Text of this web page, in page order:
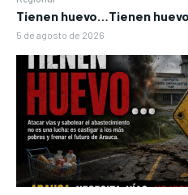
Tienen huevo…Tienen huevo
5 de agosto de 2026